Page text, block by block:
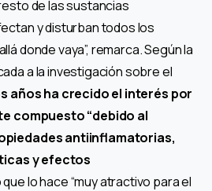
de las sustancias
y disturban todos los
donde vaya”, remarca. Según la
a la investigación sobre el
años ha crecido el interés por
compuesto “debido al
antiinflamatorias,
y efectos
que lo hace “muy atractivo para el